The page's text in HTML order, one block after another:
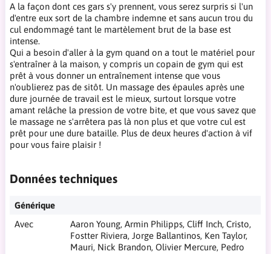
A la façon dont ces gars s'y prennent, vous serez surpris si l'un
d'entre eux sort de la chambre indemne et sans aucun trou du
cul endommagé tant le martèlement brut de la base est
intense.
Qui a besoin d'aller à la gym quand on a tout le matériel pour
s'entraîner à la maison, y compris un copain de gym qui est
prêt à vous donner un entraînement intense que vous
n'oublierez pas de sitôt. Un massage des épaules après une
dure journée de travail est le mieux, surtout lorsque votre
amant relâche la pression de votre bite, et que vous savez que
le massage ne s'arrêtera pas là non plus et que votre cul est
prêt pour une dure bataille. Plus de deux heures d'action à vif
pour vous faire plaisir !
Données techniques
Générique
Avec
Aaron Young, Armin Philipps, Cliff Inch, Cristo,
Fostter Riviera, Jorge Ballantinos, Ken Taylor,
Mauri, Nick Brandon, Olivier Mercure, Pedro